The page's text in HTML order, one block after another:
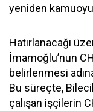
yeniden
Hatırlanacağı
İmamoğlu’nun
belirlenmesi
Bu süreçte,
çalışan işçilerin